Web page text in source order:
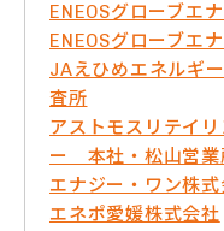
ENEOSグローブエ
ENEOSグローブエ
JAえひめエネルギ
査所
アストモスリテイ
ー 本社・松山営業
エナジー・ワン株
エネポ愛媛株式会社